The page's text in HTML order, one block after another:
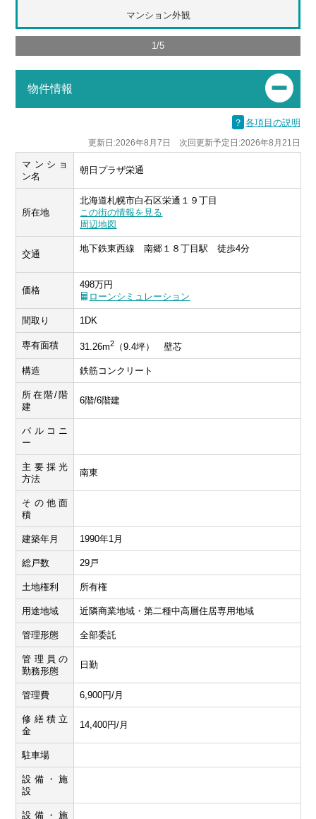
マンション外観
1 /5
物件情報
？ 各項目の説明
更新日:2026年8月7日 次回更新予定日:2026年8月21日
マンショ
ン名
朝日プラザ栄通
所在地
北海道札幌市白石区栄通１９丁目
この街の情報を見る
周辺地図
交通
地下鉄東西線 南郷１８丁目駅 徒歩4分
価格
498万円
ローンシミュレーション
間取り 1DK
専有面積 31.26m2 （9.4坪） 壁芯
構造 鉄筋コンクリート
所在階/階
建
6階/6階建
バルコニ
ー
主要採光
方法
南東
その他面
積
建築年月 1990年1月
総戸数 29戸
土地権利 所有権
用途地域 近隣商業地域・第二種中高層住居専用地域
管理形態 全部委託
管理員の
勤務形態
日勤
管理費 6,900円/月
修繕積立
金
14,400円/月
駐車場
設備・施
設
設備・施